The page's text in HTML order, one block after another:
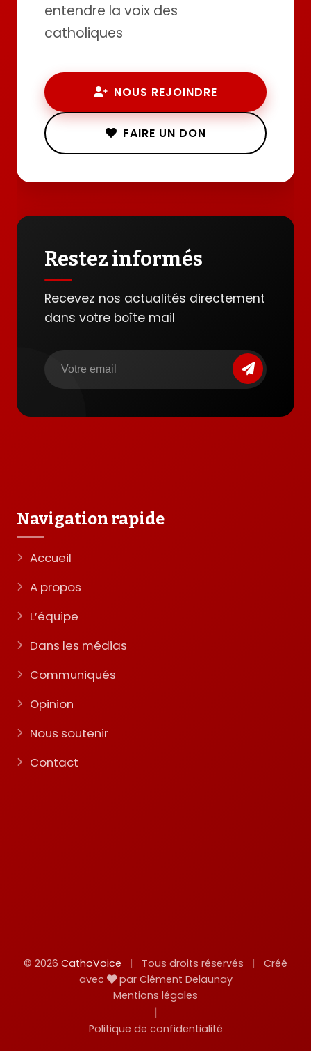
entendre la voix des
catholiques
NOUS REJOINDRE
FAIRE UN DON
Restez informés
Recevez nos actualités directement
dans votre boîte mail
Navigation rapide
Accueil
A propos
L’équipe
Dans les médias
Communiqués
Opinion
Nous soutenir
Contact
© 2026 CathoVoice | Tous droits réservés |
Créé
avec
par Clément Delaunay
Mentions légales
|
Politique de confidentialité